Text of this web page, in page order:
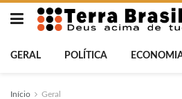
GERAL POLÍTICA
Início Geral